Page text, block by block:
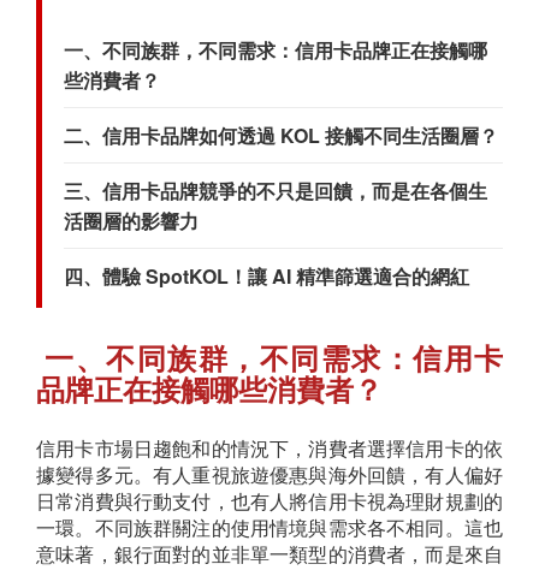
一、不同族群，不同需求：信用卡品牌正在接觸哪
些消費者？
二、信用卡品牌如何透過 KOL 接觸不同生活圈層？
三、信用卡品牌競爭的不只是回饋，而是在各個生
活圈層的影響力
四、體驗 SpotKOL！讓 AI 精準篩選適合的網紅
一、不同族群，不同需求：信用卡
品牌正在接觸哪些消費者？
信用卡市場日趨飽和的情況下，消費者選擇信用卡的依
據變得多元。有人重視旅遊優惠與海外回饋，有人偏好
日常消費與行動支付，也有人將信用卡視為理財規劃的
一環。不同族群關注的使用情境與需求各不相同。這也
意味著，銀行面對的並非單一類型的消費者，而是來自